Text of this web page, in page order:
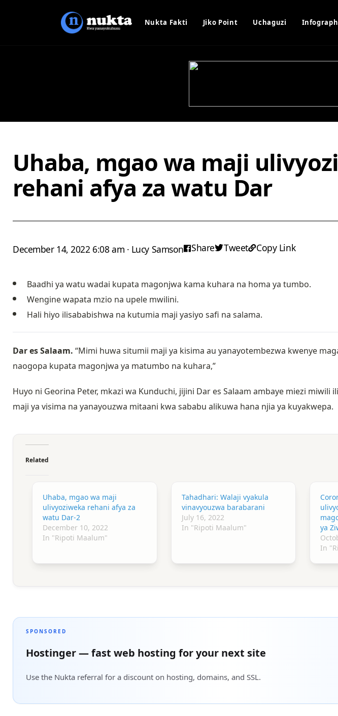
Nukta Fakti Jiko Point Uchaguzi
Uhaba, mgao wa maji
rehani afya za watu Dar
December 14, 2022 6:08 am · Lucy Samson Share Tweet Copy Link
Baadhi ya watu wadai kupata magonjwa kama kuhara na homa ya tumbo.
Wengine wapata mzio na upele mwilini.
Hali hiyo ilisababishwa na kutumia maji yasiyo safi na salama.
Dar es Salaam. “Mimi huwa situmii maji ya kisima au yanayotembezwa kwenye
naogopa kupata magonjwa ya matumbo na kuhara,”
Huyo ni Georina Peter, mkazi wa Kunduchi, jijini Dar es Salaam ambaye miezi miwili
maji ya visima na yanayouzwa mitaani kwa sababu alikuwa hana njia ya kuyakwepa.
Related
Uhaba, mgao wa maji
ulivyoziweka rehani afya za
watu Dar-2
December 10, 2022
In "Ripoti Maalum"
Tahadhari: Walaji vyakula
vinavyouzwa barabarani
July 16, 2022
In "Ripoti Maalum"
ya
In
SPONSORED
Hostinger — fast web hosting for your next site
Use the Nukta referral for a discount on hosting, domains, and SSL.